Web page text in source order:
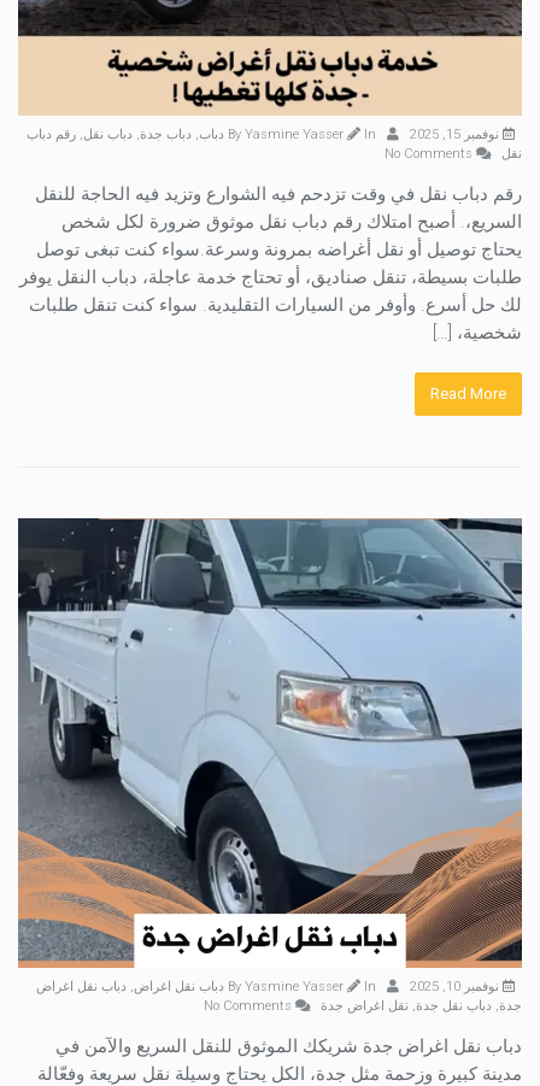
نوفمبر 15, 2025 Yasmine Yasser In دباب, دباب جدة, دباب نقل, رقم دباب
نقل
رقم دباب نقل في وقت تزدحم فيه الشوارع وتزيد فيه الحاجة للنقل
السريع،. أصبح امتلاك رقم دباب نقل موثوق ضرورة لكل شخص
يحتاج توصيل أو نقل أغراضه بمرونة وسرعة.سواء كنت تبغى توصل
طلبات بسيطة، تنقل صناديق، أو تحتاج خدمة عاجلة، دباب النقل يوفر
لك حل أسرع. وأوفر من السيارات التقليدية. سواء كنت تنقل طلبات
شخصية، […]
Read More
نوفمبر 10, 2025 Yasmine Yasser In دباب نقل اغراض, دباب نقل اغراض
جدة, دباب نقل جدة, نقل اغراض جدة
دباب نقل اغراض جدة شريكك الموثوق للنقل السريع والآمن في
مدينة كبيرة وزحمة مثل جدة، الكل يحتاج وسيلة نقل سريعة وفعّالة